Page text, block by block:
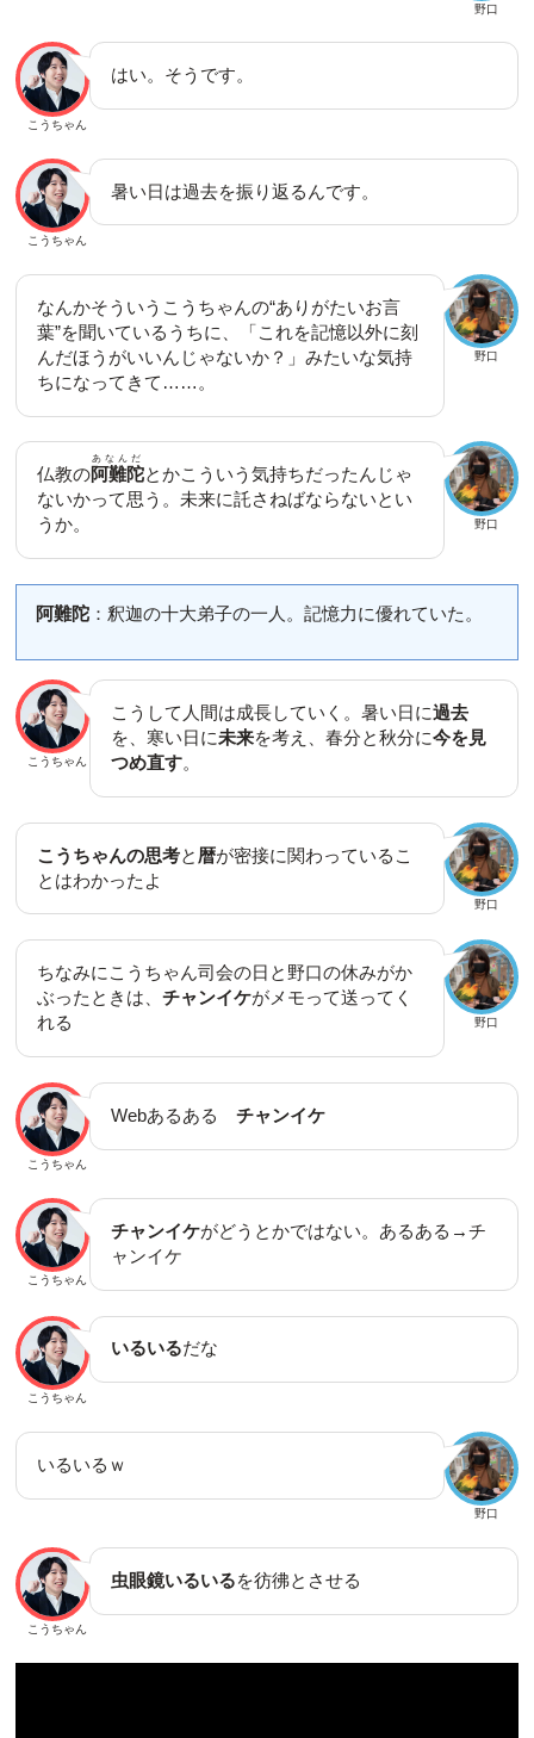
野口
こうちゃん
はい。そうです。
こうちゃん
暑い日は過去を振り返るんです。
野口
なんかそういうこうちゃんの“ありがたいお言
葉”を聞いているうちに、「これを記憶以外に刻
んだほうがいいんじゃないか？」みたいな気持
ちになってきて……。
野口
仏教の阿難陀
あなんだ
とかこういう気持ちだったんじゃ
ないかって思う。未来に託さねばならないとい
うか。
阿難陀：釈迦の十大弟子の一人。記憶力に優れていた。
こうちゃん
こうして人間は成長していく。暑い日に過去
を、寒い日に未来を考え、春分と秋分に今を見
つめ直す。
野口
こうちゃんの思考と 暦が密接に関わっているこ
とはわかったよ
野口
ちなみにこうちゃん司会の日と野口の休みがか
ぶったときは、 チャンイケがメモって送ってく
れる
こうちゃん
Webあるあるチャンイケ
こうちゃん
チャンイケがどうとかではない。あるある→チ
ャンイケ
こうちゃん
いるいるだな
野口
いるいるｗ
こうちゃん
虫眼鏡いるいるを彷彿とさせる